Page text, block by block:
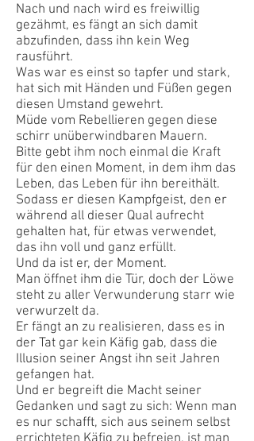
Nach und nach wird es freiwillig
gezähmt, es fängt an sich damit
abzufinden, dass ihn kein Weg
rausführt.
Was war es einst so tapfer und stark,
hat sich mit Händen und Füßen gegen
diesen Umstand gewehrt.
Müde vom Rebellieren gegen diese
schirr unüberwindbaren Mauern.
Bitte gebt ihm noch einmal die Kraft
für den einen Moment, in dem ihm das
Leben, das Leben für ihn bereithält.
Sodass er diesen Kampfgeist, den er
während all dieser Qual aufrecht
gehalten hat, für etwas verwendet,
das ihn voll und ganz erfüllt.
Und da ist er, der Moment.
Man öffnet ihm die Tür, doch der Löwe
steht zu aller Verwunderung starr wie
verwurzelt da.
Er fängt an zu realisieren, dass es in
der Tat gar kein Käfig gab, dass die
Illusion seiner Angst ihn seit Jahren
gefangen hat.
Und er begreift die Macht seiner
Gedanken und sagt zu sich: Wenn man
es nur schafft, sich aus seinem selbst